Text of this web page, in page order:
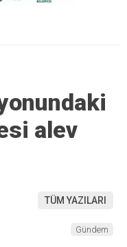
alev
TÜM YAZILARI
Gündem